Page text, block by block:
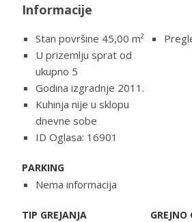
Informacije
Stan površine 45,00 m²
U prizemlju sprat od
ukupno 5
Godina izgradnje 2011.
Kuhinja nije u sklopu
dnevne sobe
ID Oglasa: 16901
PARKING
Nema informacija
TIP GREJANJA GREJNO